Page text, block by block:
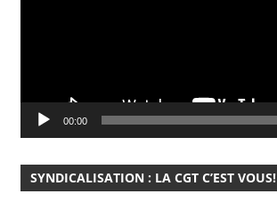
00:00
SYNDICALISATION : LA CGT C’EST VOUS!